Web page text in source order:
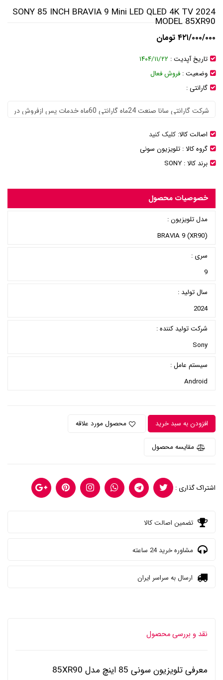
SONY 85 INCH BRAVIA 9 Mini LED QLED 4K TV 2024
MODEL 85XR90
۴۲۱/۰۰۰/۰۰۰ تومان
تاریخ آپدیت : ۱۴۰۴/۱۱/۲۲
وضعیت : فروش فعال
گارانتی :
اصالت کالا: کلیک کنید
گروه کالا : تلویزیون سونی
برند کالا : SONY
خصوصیات محصول
مدل تلویزیون :
BRAVIA 9 (XR90)
سری :
9
سال تولید :
2024
شرکت تولید کننده :
Sony
سیستم عامل :
Android
افزودن به سبد خرید محصول مورد علاقه
مقایسه محصول
اشتراک گذاری :
تضمین اصالت کالا
مشاوره خرید 24 ساعته
ارسال به سراسر ایران
نقد و بررسی محصول
معرفی تلویزیون سونی 85 اینچ مدل 85XR90